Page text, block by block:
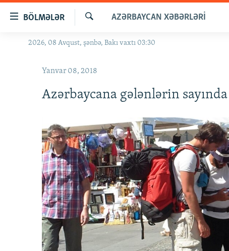
naviqasiyaya
BÖLMƏLƏR
GÜNDƏM
#ƏSLINDƏ
QANUNI DOĞRU
ARAŞDIRMA
MULTIMEDIA
FOTOQALEREYA
İNFOQRAFIKA
KARIKATURA
RADIO ARXIV
OXU ZALI
AZƏRBAYCAN ƏDƏBIYYATI KITABXANASI
İSLAM VƏ DEMOKRATIYA
HAQQIMIZDA
MISSIYAMIZ
PEŞƏ ETIKASI VƏ JURNALISTIKA
Axtar
AZƏRBAYCAN XƏBƏRLƏRI
2026, 08 Avqust, şənbə, Bakı vaxtı 03:30
Yanvar 08, 2018
Azərbaycana gələnlərin